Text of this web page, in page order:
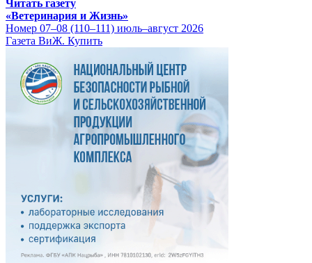
Читать газету
«Ветеринария и Жизнь»
Номер 07–08 (110–111) июль–август 2026
Газета ВиЖ. Купить